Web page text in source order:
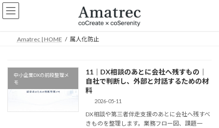
コ
ン
ナ
ビ
Amatrec | HOME 属人化防止
中小企業DXの前段整理メ
モ
11｜DX相談のあとに会社へ残すもの｜
自社で判断し、外部と対話するための材
料
2026-05-11
DX相談や第三者伴走支援のあとに会社へ残すべ
きものを整理します。業務フロー図、課題一